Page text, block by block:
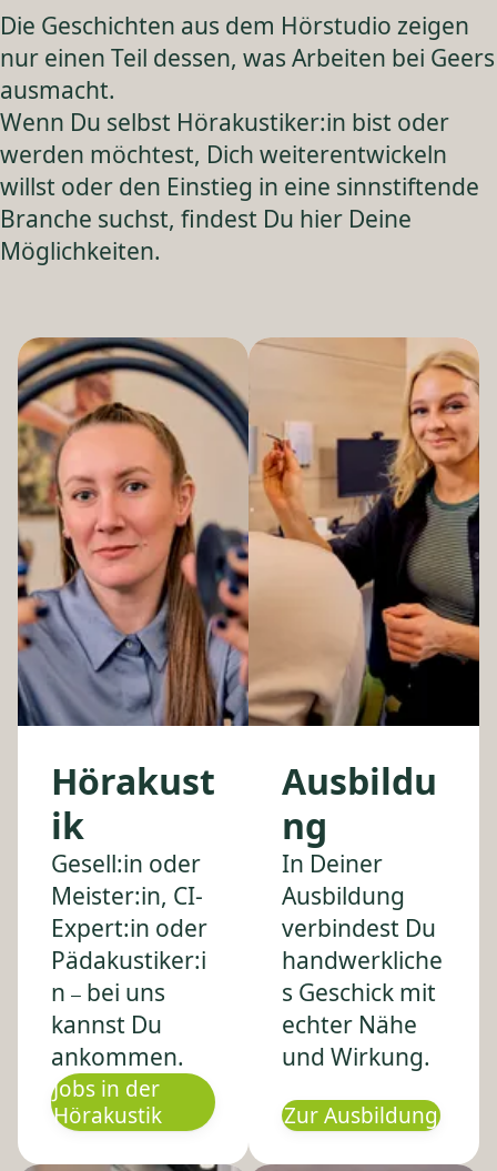
Die Geschichten aus dem Hörstudio zeigen
nur einen Teil dessen, was Arbeiten bei Geers
ausmacht.
Wenn Du selbst Hörakustiker:in bist oder
werden möchtest, Dich weiterentwickeln
willst oder den Einstieg in eine sinnstiftende
Branche suchst, findest Du hier Deine
Möglichkeiten.
Hörakust
ik
Gesell:in oder
Meister:in, CI-
Expert:in oder
Pädakustiker:i
n – bei uns
kannst Du
ankommen.
Jobs in der
Hörakustik
Ausbildu
ng
In Deiner
Ausbildung
verbindest Du
handwerkliche
s Geschick mit
echter Nähe
und Wirkung.
Zur Ausbildung